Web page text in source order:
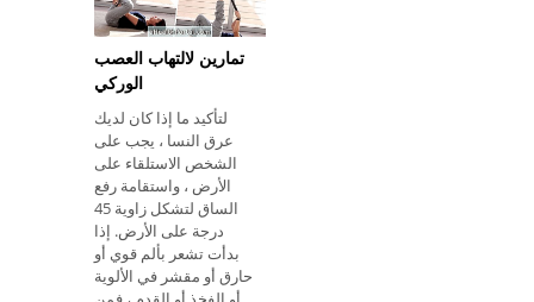
تمارين لالتهاب العصب
الوركي
لتأكيد ما إذا كان لديك
عرق النسا ، يجب على
الشخص الاستلقاء على
الأرض ، واستقامة رفع
الساق لتشكل زاوية 45
درجة على الأرض. إذا
بدأت تشعر بألم قوي أو
حارق أو مقشر في الألوية